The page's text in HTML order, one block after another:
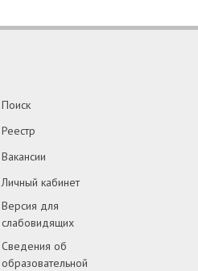
Поиск
Реестр
Вакансии
Личный кабинет
Версия для
слабовидящих
Сведения об
образовательной